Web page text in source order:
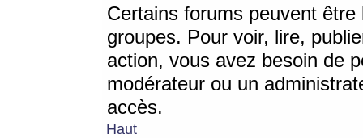
Certains forums peuvent être
groupes. Pour voir, lire,
action, vous avez besoin de
modérateur ou un
accès.
Haut